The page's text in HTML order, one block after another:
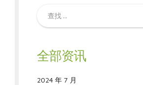
全部资讯
2024 年 7 月